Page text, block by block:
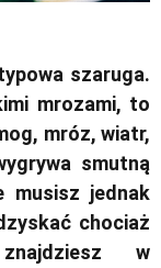
szaruga.
mrozami, to
mróz, wiatr,
smutną
musisz jednak
chociaż
w